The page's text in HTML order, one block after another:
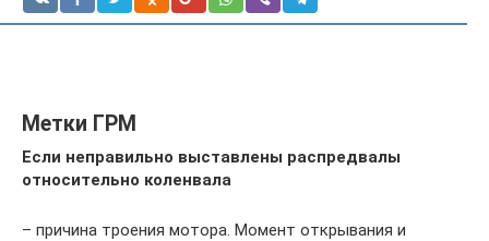
Метки ГРМ
Если неправильно выставлены распредвалы
относительно коленвала
– причина троения мотора. Момент открывания и